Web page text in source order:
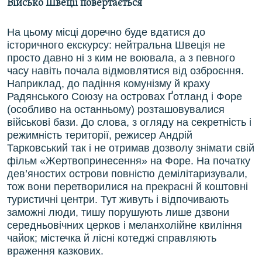
Військо Швеції повертається
На цьому місці доречно буде вдатися до
історичного екскурсу: нейтральна Швеція не
просто давно ні з ким не воювала, а з певного
часу навіть почала відмовлятися від озброєння.
Наприклад, до падіння комунізму й краху
Радянського Союзу на островах Ґотланд і Форе
(особливо на останньому) розташовувалися
військові бази. До слова, з огляду на секретність і
режимність території, режисер Андрій
Тарковський так і не отримав дозволу знімати свій
фільм «Жертвопринесення» на Форе. На початку
дев’яностих острови повністю демілітаризували,
тож вони перетворилися на прекрасні й коштовні
туристичні центри. Тут живуть і відпочивають
заможні люди, тишу порушують лише дзвони
середньовічних церков і меланхолійне квиління
чайок; містечка й лісні котеджі справляють
враження казкових.